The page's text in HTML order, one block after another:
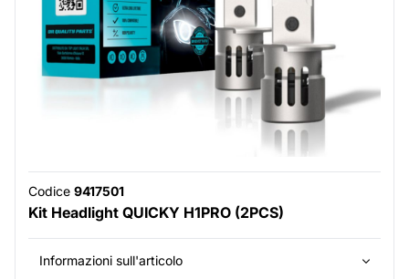
Codice 9417501
Kit Headlight QUICKY H1PRO (2PCS)
Informazioni sull'articolo